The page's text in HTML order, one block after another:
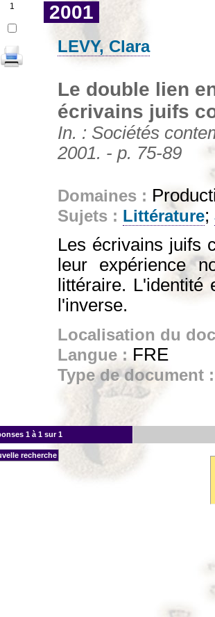
1 2001
LEVY, Clara
Le double lien
écrivains juifs
In. : Sociétés
2001. - p. 75-89
Domaines :
Sujets : Littérature;
Les écrivains juifs
leur expérience
littéraire. L'identité
l'inverse.
Localisation du
Langue : FRE
Type de document
1 à 1 sur 1